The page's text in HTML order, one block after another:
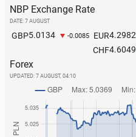
NBP Exchange Rate
DATE: 7 AUGUST
GBP5.0134 -0.0085 EUR4.2982
CHF4.6049
Forex
UPDATED: 7 AUGUST, 04:10